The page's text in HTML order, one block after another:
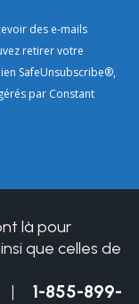
des e-mails
retirer votre
SafeUnsubscribe®,
par Constant
là pour
que celles de
| 1-855-899-